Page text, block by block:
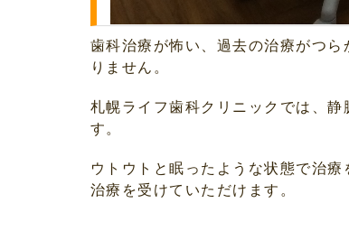
歯科治療が怖い、過去の治療がつ
りません。
札幌ライフ歯科クリニックでは、
す。
ウトウトと眠ったような状態で治
治療を受けていただけます。